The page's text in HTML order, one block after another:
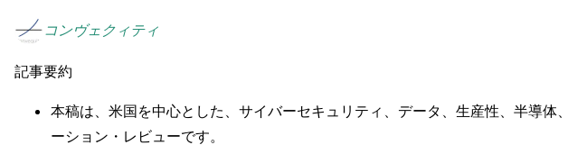
コンヴェクィティ
記事要約
本稿は、米国を中心とした、サイバーセキュリティ、データ、生産性、半導
ーション・レビューです。